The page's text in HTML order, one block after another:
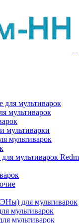
мультиварок
мультиварок
мультиварки
мультиварок
мультиварок
для мультиварок
мультиварок
мультиварок